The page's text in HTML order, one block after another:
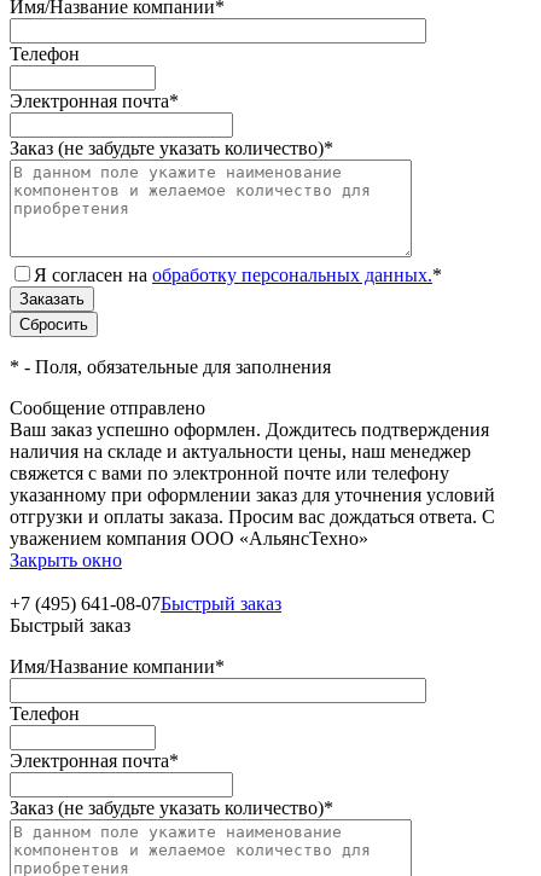
Имя/Название компании*
Телефон
Электронная почта*
Заказ (не забудьте указать количество)*
Я согласен на обработку персональных данных.*
* - Поля, обязательные для заполнения
Сообщение отправлено
Ваш заказ успешно оформлен. Дождитесь подтверждения
наличия на складе и актуальности цены, наш менеджер
свяжется с вами по электронной почте или телефону
указанному при оформлении заказ для уточнения условий
отгрузки и оплаты заказа. Просим вас дождаться ответа. С
уважением компания ООО «АльянсТехно»
Закрыть окно
+7 (495) 641-08-07Быстрый заказ
Быстрый заказ
Имя/Название компании*
Телефон
Электронная почта*
Заказ (не забудьте указать количество)*